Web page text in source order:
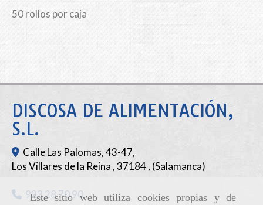
Este sitio web utiliza cookies propias y de
50 rollos por caja
DISCOSA DE ALIMENTACIÓN,
S.L.
Calle Las Palomas, 43-47,
Los Villares de la Reina ,37184, (Salamanca)
923 28 70 90